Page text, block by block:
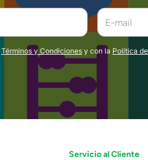
Términos y Condiciones y con la Política
Servicio al Cliente